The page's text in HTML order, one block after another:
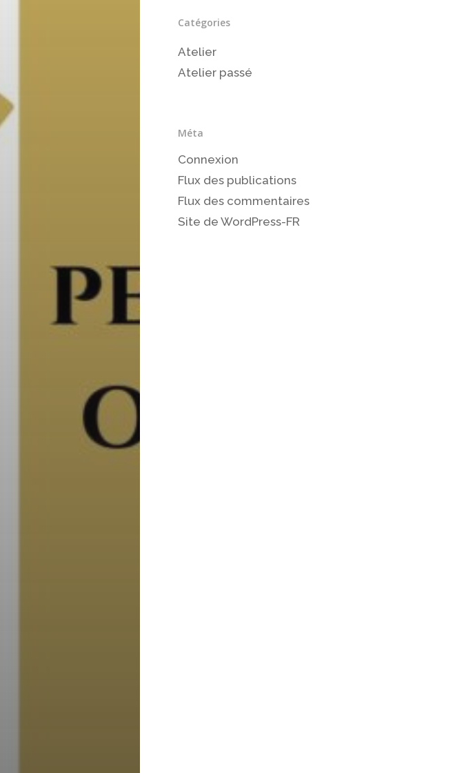
Catégories
Atelier
Atelier passé
Méta
Connexion
Flux des publications
Flux des commentaires
Site de WordPress-FR